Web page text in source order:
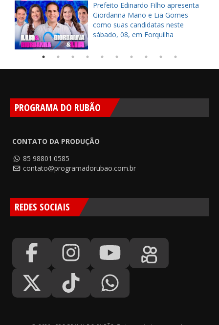
Prefeito Edinardo Filho apresenta
Giordanna Mano e Lia Gomes
como suas candidatas neste
sábado, 08, em Forquilha
PROGRAMA DO RUBÃO
CONTATO DA PRODUÇÃO
85 98801.0585
contato@programadorubao.com.br
REDES SOCIAIS